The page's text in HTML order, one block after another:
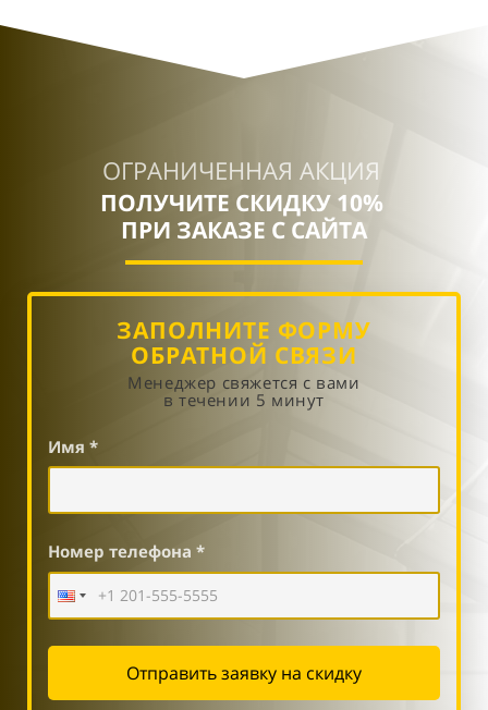
ОГРАНИЧЕННАЯ АКЦИЯ
ПОЛУЧИТЕ СКИДКУ 10%
ПРИ ЗАКАЗЕ С САЙТА
ЗАПОЛНИТЕ ФОРМУ
ОБРАТНОЙ СВЯЗИ
Менеджер свяжется с вами
в течении 5 минут
Имя *
Номер телефона *
Отправить заявку на скидку